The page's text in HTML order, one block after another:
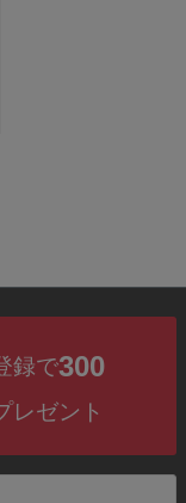
録で300
レゼント